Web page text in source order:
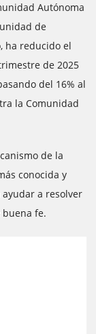
Autónoma
de
ha reducido el
de 2025
del 16% al
la Comunidad
de la
conocida y
a resolver
fe.